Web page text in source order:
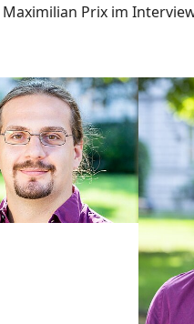
Prix im
version Show